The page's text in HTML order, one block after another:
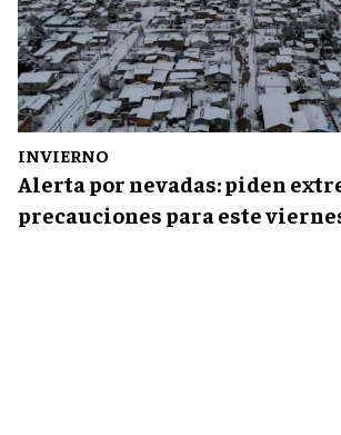
INVIERNO
Alerta por nevadas: piden
precauciones para este